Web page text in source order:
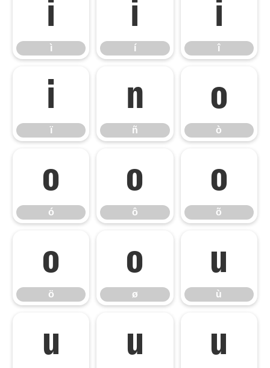
ì
ì
í
í
î
î
ï
ï
ñ
ñ
ò
ò
ó
ó
ô
ô
õ
õ
ö
ö
ø
ø
ù
ù
ú û ü